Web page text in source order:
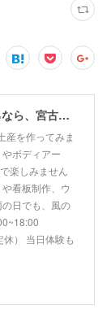
宮古島で思い出・お土産作るなら、宮古島思い出アート。人気のボディアートやチョークアート、海レジンアート体験が楽しめます！
産を作ってみま
ボディアー
楽しみません
看板制作、ウ
日でも、風の
） 当日体験も